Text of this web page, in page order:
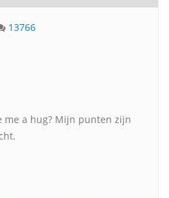
13766
me a hug? Mijn punten zijn